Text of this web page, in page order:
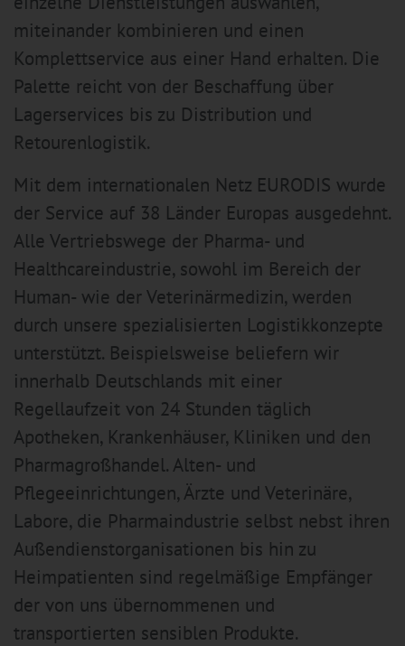
miteinander kombinieren und einen
Komplettservice aus einer Hand erhalten. Die
Palette reicht von der Beschaffung über
Lagerservices bis zu Distribution und
Retourenlogistik.
Mit dem internationalen Netz EURODIS wurde
der Service auf 38 Länder Europas ausgedehnt.
Alle Vertriebswege der Pharma- und
Healthcareindustrie, sowohl im Bereich der
Human- wie der Veterinärmedizin, werden
durch unsere spezialisierten Logistikkonzepte
unterstützt. Beispielsweise beliefern wir
innerhalb Deutschlands mit einer
Regellaufzeit von 24 Stunden täglich
Apotheken, Krankenhäuser, Kliniken und den
Pharmagroßhandel. Alten- und
Pflegeeinrichtungen, Ärzte und Veterinäre,
Labore, die Pharmaindustrie selbst nebst ihren
Außendienstorganisationen bis hin zu
Heimpatienten sind regelmäßige Empfänger
der von uns übernommenen und
transportierten sensiblen Produkte.